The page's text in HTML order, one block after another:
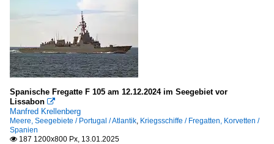
Fischereifahrzeuge
Portugal
alle
Inselgruppen, Inseln
2014
2017
2019
2020
2020
Spanische Fregatte F 105 am 12.12.2024 im Seegebiet vor
Lissabon 
Manfred Krellenberg
Meere, Seegebiete / Portugal / Atlantik, Kriegsschiffe / Fregatten, Korvetten /
Spanien
 187 1200x800 Px, 13.01.2025